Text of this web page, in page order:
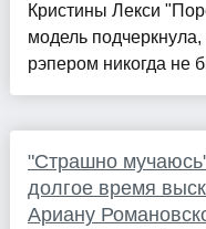
Кристины Лекси
модель
рэпером никогда не
"Страшно
долгое время
Ариану